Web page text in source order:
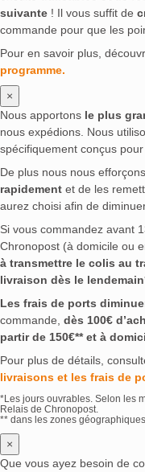
suivante ! Il vous suffit de
commande pour que les
Pour en savoir plus,
programme.
×
Nous apportons le plus
nous expédions. Nous
spécifiquement conçus
De plus nous nous
rapidement et de les
aurez choisi afin de
Si vous commandez avant
Chronopost (à domicile ou
à transmettre le colis au
livraison dès le lendemain
Les frais de ports
commande, dès 100€
partir de 150€** et à
Pour plus de détails,
livraisons et les frais de
*Les jours ouvrables. Selon les
Relais de Chronopost.
** dans les zones
×
Que vous ayez besoin de